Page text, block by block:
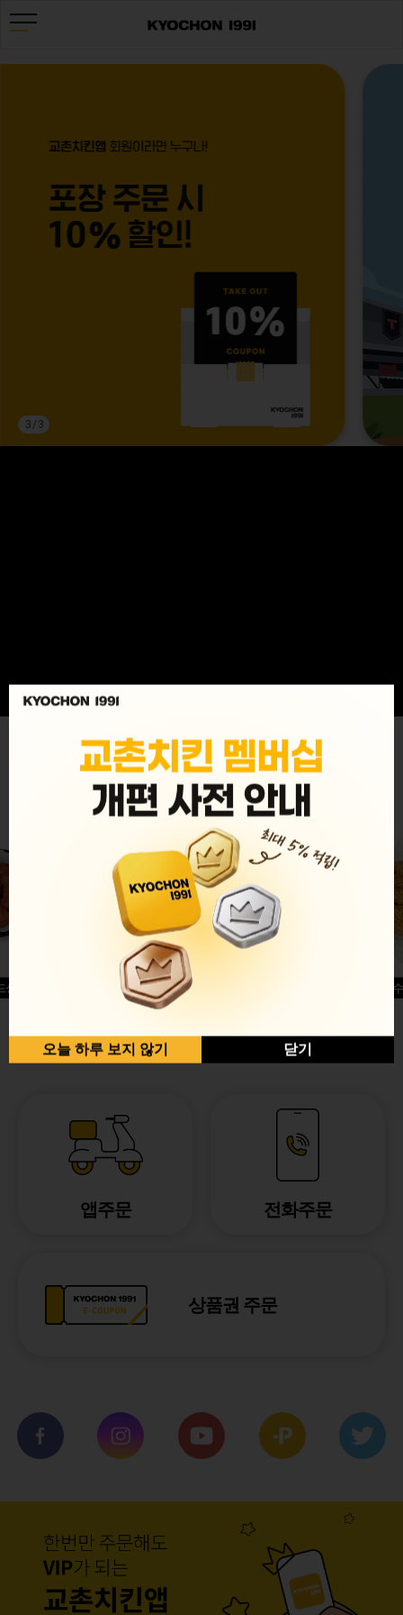
3/ 3
MENU
글윙
반반순살[레드+허니]
허니옥
앱주문 전화주문
상품권 주문
오늘 하루 보지 않기 닫기